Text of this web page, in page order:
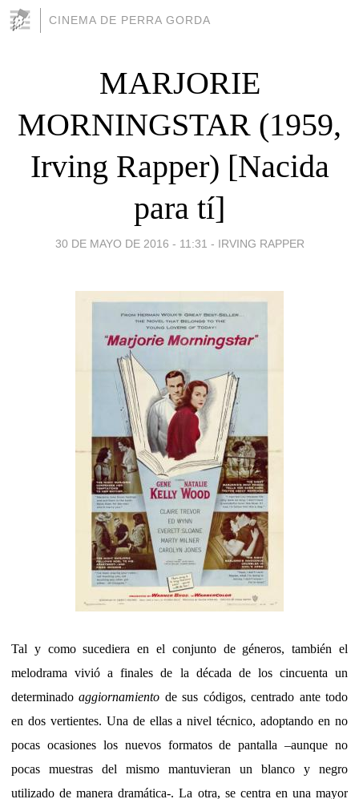
CINEMA DE PERRA GORDA
MARJORIE
MORNINGSTAR (1959,
Irving Rapper) [Nacida
para tí]
30 DE MAYO DE 2016 - 11:31 - IRVING RAPPER
Tal y como sucediera en el conjunto de géneros, también el
melodrama vivió a finales de la década de los cincuenta un
determinadoaggiornamiento de sus códigos, centrado ante todo
en dos vertientes. Una de ellas a nivel técnico, adoptando en no
pocas ocasiones los nuevos formatos de pantalla –aunque no
pocas muestras del mismo mantuvieran un blanco y negro
utilizado de manera dramática-. La otra, se centra en una mayor